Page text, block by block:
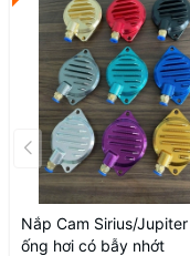
Nắp Cam Sirius/
ống hơi có bẫy nhớt